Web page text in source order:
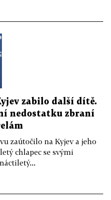
zabilo další dítě.
nedostatku zbraní
zaútočilo na Kyjev a jeho
chlapec se svými